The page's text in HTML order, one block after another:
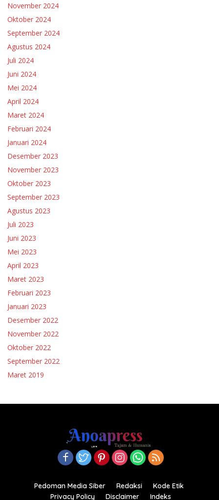
November 2024
Oktober 2024
September 2024
Agustus 2024
Juli 2024
Juni 2024
Mei 2024
April 2024
Maret 2024
Februari 2024
Januari 2024
Desember 2023
November 2023
Oktober 2023
September 2023
Agustus 2023
Juli 2023
Juni 2023
Mei 2023
April 2023
Maret 2023
Februari 2023
Januari 2023
Desember 2022
November 2022
Oktober 2022
September 2022
Maret 2019
Pedoman Media Siber Redaksi
Kode Etik
Privacy Policy
Disclaimer Indeks